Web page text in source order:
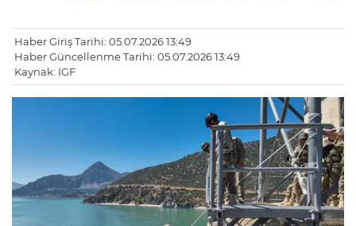
Haber Giriş Tarihi: 05.07.2026 13:49
Haber Güncellenme Tarihi: 05.07.2026 13:49
Kaynak: IGF